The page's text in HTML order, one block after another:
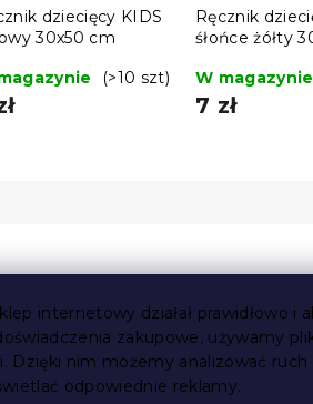
internetowy działał prawidłowo i
zakupowe, używamy
Dzięki nim możemy analizować ruch
odpowiednie reklamy.
dziecięcy KIDS
30x50 cm
(>10 szt)
Ręcznik
śłońce żółty
W magazynie
7 zł